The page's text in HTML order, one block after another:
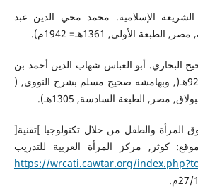
الإسلامية. محمد محي الدين عبد
الأولى, 1361هـ= 1942م).
البخاري. أبو العباس شهاب الدين أحمد بن
محمد القسطلاني, ( ت. 923هـ(, وبهامشه صحيح مسلم بشرح النووي, (
مصر, الطبعة السادسة, 1305هـ).
المرأة والطفل من خلال تكنولوجيا ]تقنية[
كوثر, مركز المرأة العربية للتدريب
https://wrcati.cawtar.org/